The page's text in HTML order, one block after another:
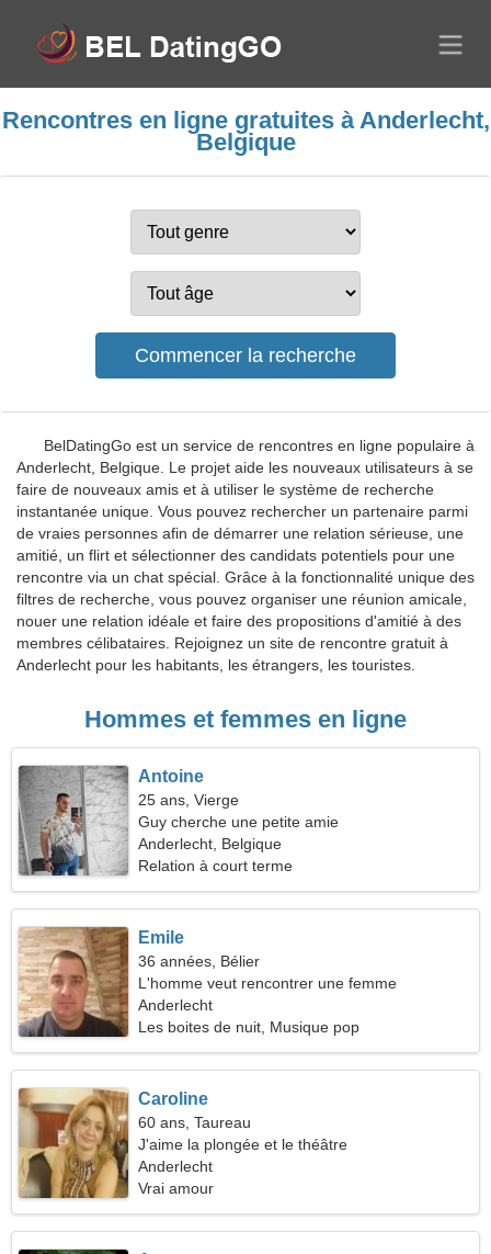
Rencontres en ligne gratuites à Anderlecht,
Belgique
BelDatingGo est un service de rencontres en ligne populaire à
Anderlecht, Belgique. Le projet aide les nouveaux utilisateurs à se
faire de nouveaux amis et à utiliser le système de recherche
instantanée unique. Vous pouvez rechercher un partenaire parmi
de vraies personnes afin de démarrer une relation sérieuse, une
amitié, un flirt et sélectionner des candidats potentiels pour une
rencontre via un chat spécial. Grâce à la fonctionnalité unique des
filtres de recherche, vous pouvez organiser une réunion amicale,
nouer une relation idéale et faire des propositions d'amitié à des
membres célibataires. Rejoignez un site de rencontre gratuit à
Anderlecht pour les habitants, les étrangers, les touristes.
Hommes et femmes en ligne
Antoine
25 ans, Vierge
Guy cherche une petite amie
Anderlecht, Belgique
Relation à court terme
Emile
36 années, Bélier
L'homme veut rencontrer une femme
Anderlecht
Les boites de nuit, Musique pop
Caroline
60 ans, Taureau
J'aime la plongée et le théâtre
Anderlecht
Vrai amour